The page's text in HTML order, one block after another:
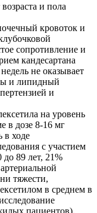
и пола
кровоток и
сопротивление и
кандесартана
не оказывает
и липидный
и
на уровень
в дозе 8-16 мг
в ходе
с участием
89 лет, 21%
тяжести,
в среднем в
пациентов).